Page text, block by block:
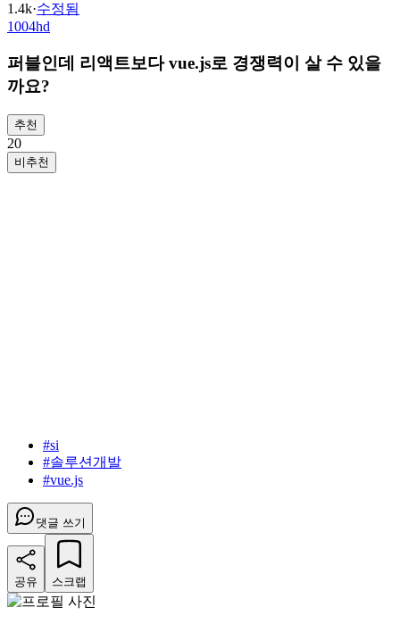
1.4k·수정됨
1004hd
퍼블인데 리액트보다 vue.js로 경쟁력이 살 수 있을
까요?
추천
20
비추천
#si
#솔루션개발
#vue.js
댓글 쓰기
공유 스크랩